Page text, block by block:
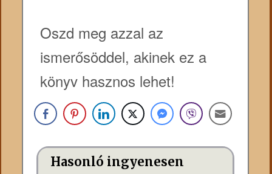
Oszd meg azzal az
ismerősöddel, akinek ez a
könyv hasznos lehet!
Hasonló ingyenesen